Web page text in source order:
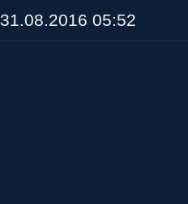
31.08.2016 05:52